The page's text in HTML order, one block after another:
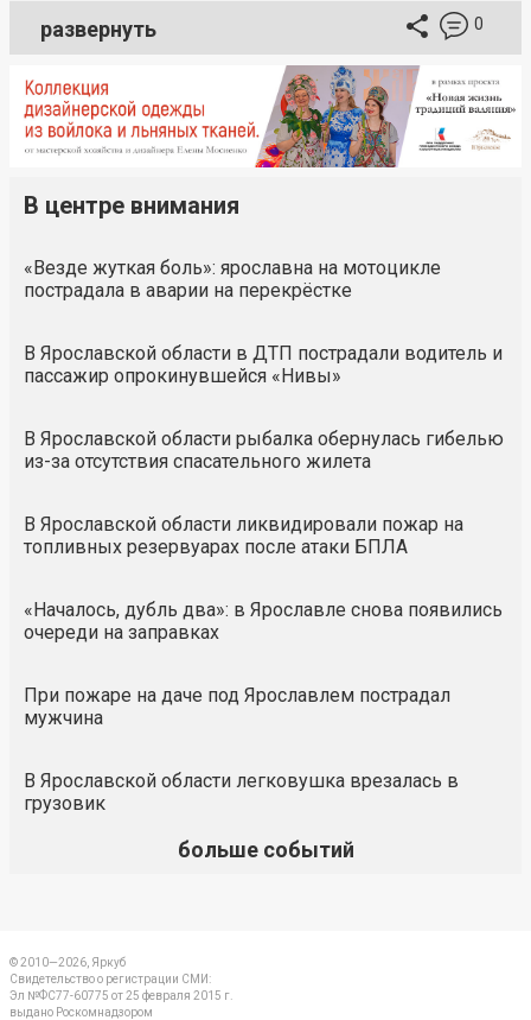
развернуть 0
В центре внимания
«Везде жуткая боль»: ярославна на мотоцикле
пострадала в аварии на перекрёстке
В Ярославской области в ДТП пострадали водитель и
пассажир опрокинувшейся «Нивы»
В Ярославской области рыбалка обернулась гибелью
из-за отсутствия спасательного жилета
В Ярославской области ликвидировали пожар на
топливных резервуарах после атаки БПЛА
«Началось, дубль два»: в Ярославле снова появились
очереди на заправках
При пожаре на даче под Ярославлем пострадал
мужчина
В Ярославской области легковушка врезалась в
грузовик
больше событий
© 2010—2026, Яркуб
Свидетельство о регистрации СМИ:
Эл №ФС77-60775 от 25 февраля 2015 г.
выдано Роскомнадзором